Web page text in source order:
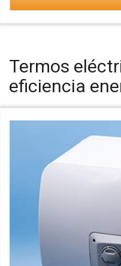
Termos
eficiencia